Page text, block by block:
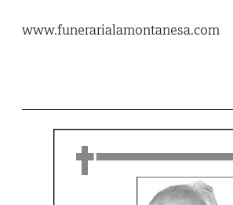
www.funerarialamontanesa.com